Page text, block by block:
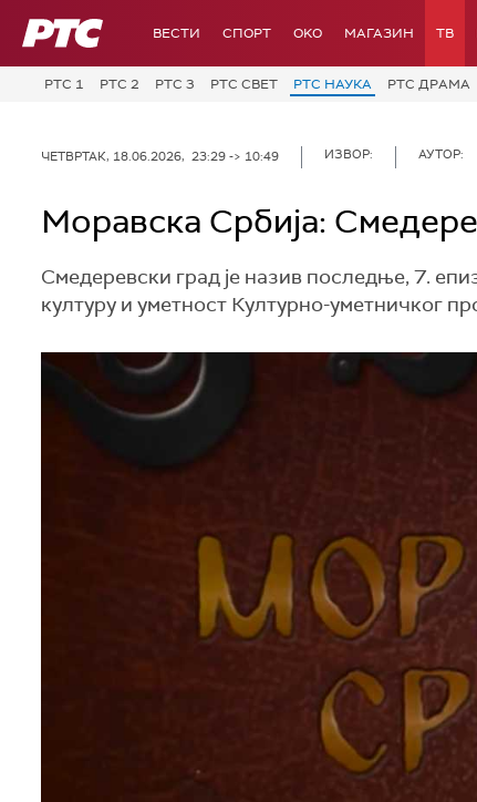
РТС ВЕСТИ СПОРТ OKO МАГАЗИН ТВ
РТС 1 РТС 2 РТС 3 РТС СВЕТ РТС НАУКА РТС ДРАМА
ЧЕТВРТАК, 18.06.2026, 23:29 -> 10:49 ИЗВОР: АУТОР:
Моравска Србија:
Смедеревски град је назив последње, 7.
културу и уметност Културно-уметничког